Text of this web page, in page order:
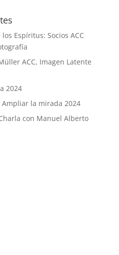
los Espíritus: Socios ACC
ACC, Imagen Latente
2024
Ampliar la mirada 2024
con Manuel Alberto